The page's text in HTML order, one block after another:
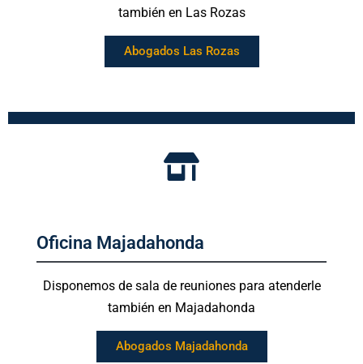
también en Las Rozas
Abogados Las Rozas
Oficina Majadahonda
Disponemos de sala de reuniones para atenderle
también en Majadahonda
Abogados Majadahonda